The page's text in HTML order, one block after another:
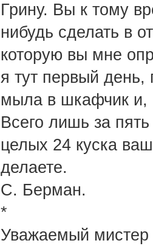
Грину. Вы к тому
нибудь сделать в
которую вы мне
я тут первый день,
мыла в шкафчик и,
Всего лишь за
целых 24 куска
делаете.
С. Берман.
*
Уважаемый